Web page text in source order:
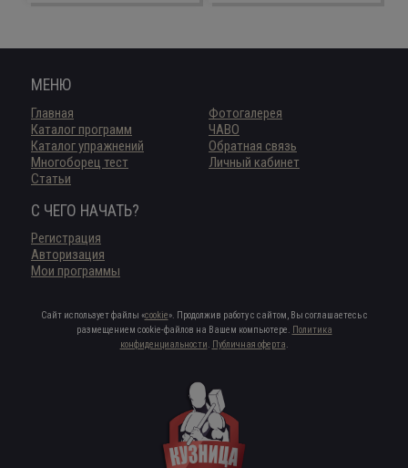
МЕНЮ
Главная
Каталог программ
Каталог упражнений
Многоборец тест
Статьи
Фотогалерея
ЧАВО
Обратная связь
Личный кабинет
С ЧЕГО НАЧАТЬ?
Регистрация
Авторизация
Мои программы
Сайт использует файлы «cookie». Продолжив работу с сайтом, Вы соглашаетесь с
размещением cookie-файлов на Вашем компьютере. Политика
конфиденциальности. Публичная оферта.